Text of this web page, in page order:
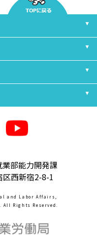
変更する場合がござい
のづくり部公式ホーム
応募規約に同意いただ
方は、親権者に同意いた
自らの判断と責任におい
及び応募作品に何らか
任を一切負いません。
しくは第三者との間で
責任と費用において対
を解決するものとしま
いて選考対象から除
資格を無効とします。
が判断した場合
場合
材料費、インターネッ
者の負担となります。
環境の不具合やシステ
部能力開発課
区西新宿2-8-1
and Labor Affairs,
All Rights Reserved.